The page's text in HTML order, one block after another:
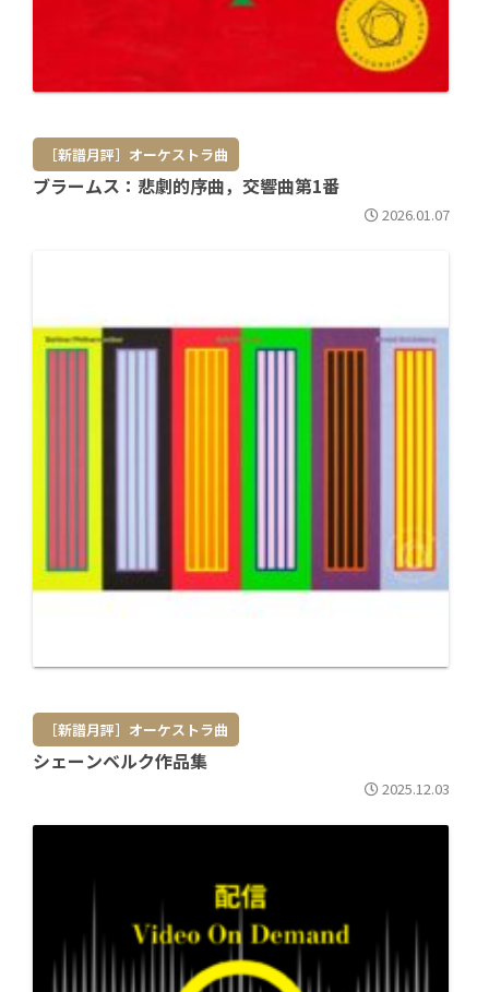
［新譜月評］オーケストラ曲
ブラームス：悲劇的序曲，交響曲第1番
2026.01.07
［新譜月評］オーケストラ曲
シェーンベルク作品集
2025.12.03